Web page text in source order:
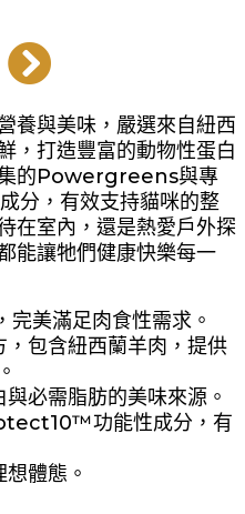
養與美味，嚴選來自紐西
，打造豐富的動物性蛋白
集的Powergreens與專
，有效支持貓咪的整
在室內，還是熱愛戶外探
能讓牠們健康快樂每一
完美滿足肉食性需求。
，包含紐西蘭羊肉，提供
必需脂肪的美味來源。
功能性成分，有
體態。